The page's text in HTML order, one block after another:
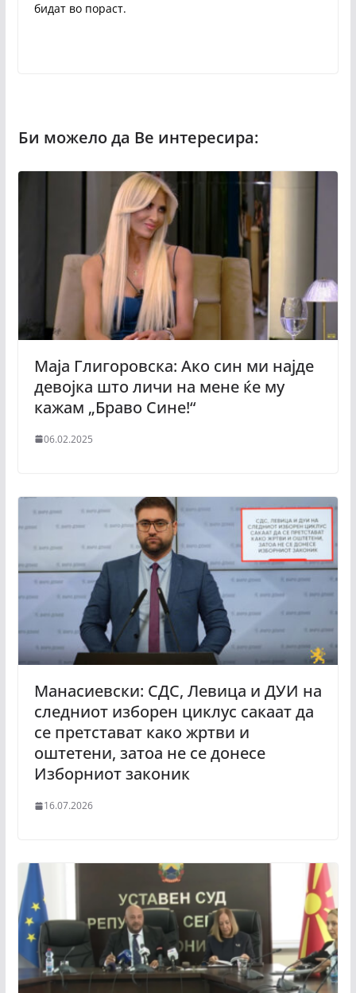
бидат во пораст.
Маја Глигoровска: Ако син ми најде
девојка што личи на мене ќе му
кажам „Браво Сине!“
06.02.2025
Манасиевски: СДС, Левица и ДУИ на
следниот изборен циклус сакаат да
се претстават како жртви и
оштетени, затоа не се донесе
Изборниот законик
16.07.2026